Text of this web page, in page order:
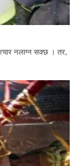
नलाग्न सक्छ । तर,